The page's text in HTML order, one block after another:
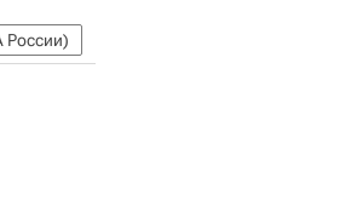
России)